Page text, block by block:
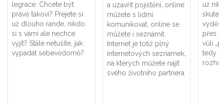
legrace. Chcete být
právě takoví? Přejete si
už dlouho rande, nikdo
si s vámi ale nechce
vyjít? Stále netušíte, jak
vypadat sebevědomě?
a uzavřít pojištění, online
můžete s lidmi
komunikovat, online se
můžete i seznámit.
Internet je totiž plný
internetových seznamek,
na kterých můžete najít
svého životního partnera.
už
přes
vůli
tedy